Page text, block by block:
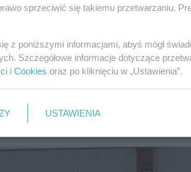
Otwartych Piwnic i Winnic.
Piwnic i Winnic w Zielonej
i Winnic. Robert Makłowicz
sprzeciwić się takiemu przetwarzaniu.
z poniższymi informacjami, abyś mógł
Szczegółowe informacje dotyczące
i Cookies oraz po kliknięciu w „Ustawienia”.
USTAWIENIA